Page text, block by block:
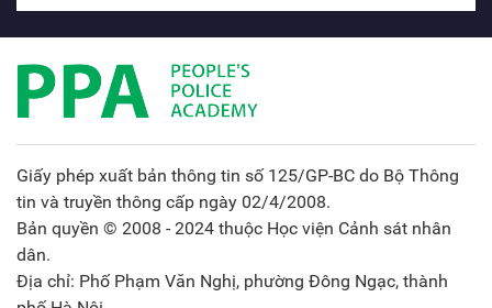
Giấy phép xuất bản thông tin số 125/GP-BC do Bộ Thông
tin và truyền thông cấp ngày 02/4/2008.
Bản quyền © 2008 - 2024 thuộc Học viện Cảnh sát nhân
dân.
Địa chỉ: Phố Phạm Văn Nghị, phường Đông Ngạc, thành